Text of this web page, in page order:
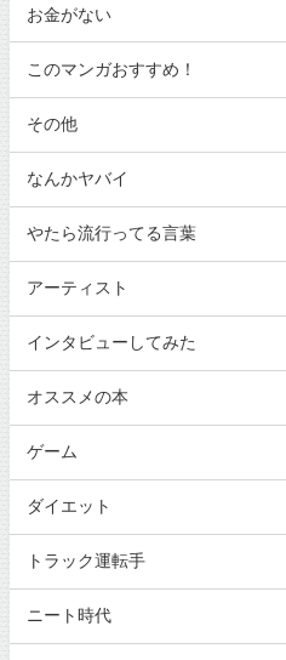
お金がない
このマンガおすすめ！
その他
なんかヤバイ
やたら流行ってる言葉
アーティスト
インタビューしてみた
オススメの本
ゲーム
ダイエット
トラック運転手
ニート時代